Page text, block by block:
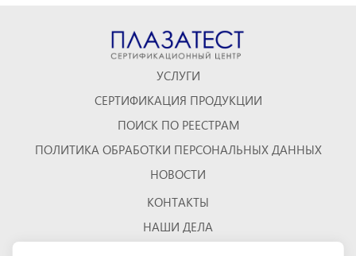
УСЛУГИ
СЕРТИФИКАЦИЯ ПРОДУКЦИИ
ПОИСК ПО РЕЕСТРАМ
ПОЛИТИКА ОБРАБОТКИ ПЕРСОНАЛЬНЫХ ДАННЫХ
НОВОСТИ
КОНТАКТЫ
НАШИ ДЕЛА